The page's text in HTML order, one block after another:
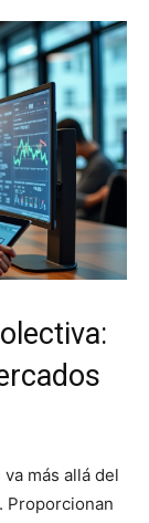
más allá del
Proporcionan